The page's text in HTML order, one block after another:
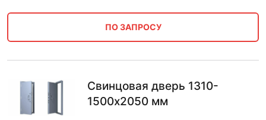
ПО ЗАПРОСУ
Свинцовая дверь 1310-
1500х2050 мм